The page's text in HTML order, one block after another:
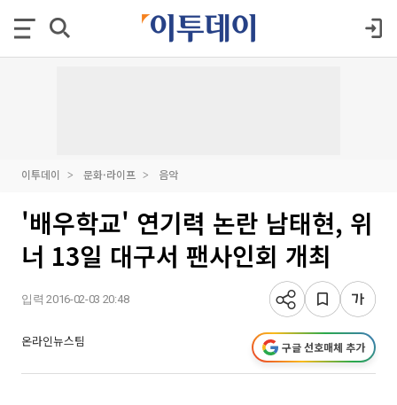
이투데이 문화·라이프 음악
'배우학교' 연기력 논란 남태현, 위
너 13일 대구서 팬사인회 개최
입력 2016-02-03 20:48
온라인뉴스팀 구글 선호매체 추가